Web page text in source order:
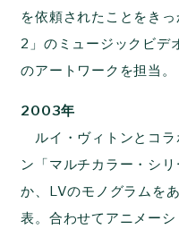
を依頼されたことをき
2」のミュージックビデ
のアートワークを担当。
2003年
ルイ・ヴィトンとコ
ン「マルチカラー・シ
か、LVのモノグラムを
表。合わせてアニメー